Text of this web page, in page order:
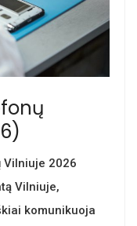
Vilniuje 2026
Vilniuje,
komunikuoja